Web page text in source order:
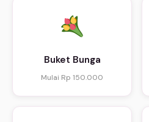
Buket Bunga
Mulai Rp 150.000